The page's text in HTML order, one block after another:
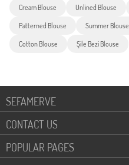
Cream Blouse Unlined Blouse
Patterned Blouse Summer Blouse
Cotton Blouse Şile Bezi Blouse
SEFAMERVE
CONTACT US
POPULAR PAGES